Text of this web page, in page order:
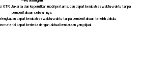
OTR Jakarta dan kepemilikan mobil pertama, dan dapat berubah sewaktu-waktu tanpa
pemberitahuan sebelumnya.
dapat berubah sewaktu-waktu tanpa pemberitahuan terlebih dahulu.
material dapat berbeda dengan aktual kendaraan yang dijual.